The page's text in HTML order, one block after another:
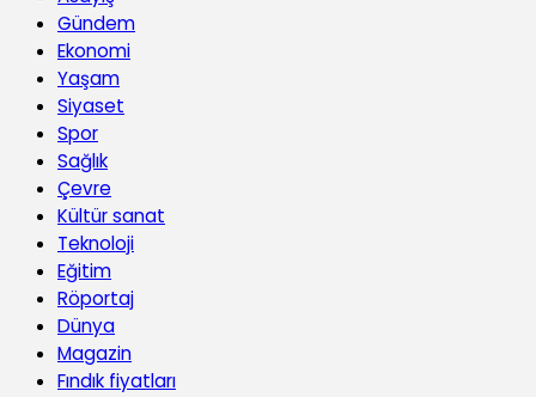
Gündem
Ekonomi
Yaşam
Siyaset
Spor
Sağlık
Çevre
Kültür sanat
Teknoloji
Eğitim
Röportaj
Dünya
Magazin
Fındık fiyatları